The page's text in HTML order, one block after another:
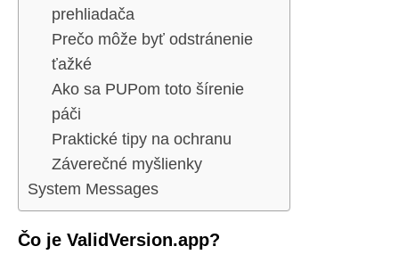
prehliadača
Prečo môže byť odstránenie
ťažké
Ako sa PUPom toto šírenie
páči
Praktické tipy na ochranu
Záverečné myšlienky
System Messages
Čo je ValidVersion.app?